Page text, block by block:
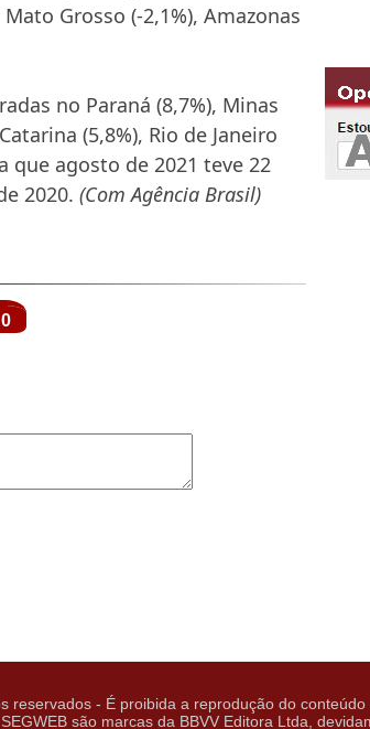
Mato Grosso (-2,1%), Amazonas
no Paraná (8,7%), Minas
(5,8%), Rio de Janeiro
que agosto de 2021 teve 22
2020. (Com Agência Brasil)
0
reservados - É proibida a reprodução do
são marcas da BBVV Editora Ltda,